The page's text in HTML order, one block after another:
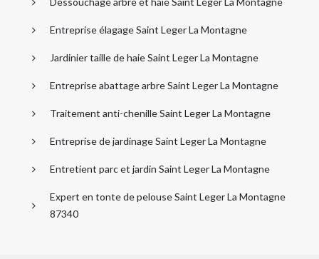
Entreprise élagage Saint Leger La Montagne
Jardinier taille de haie Saint Leger La Montagne
Entreprise abattage arbre Saint Leger La Montagne
Traitement anti-chenille Saint Leger La Montagne
Entreprise de jardinage Saint Leger La Montagne
Entretient parc et jardin Saint Leger La Montagne
Expert en tonte de pelouse Saint Leger La Montagne
87340